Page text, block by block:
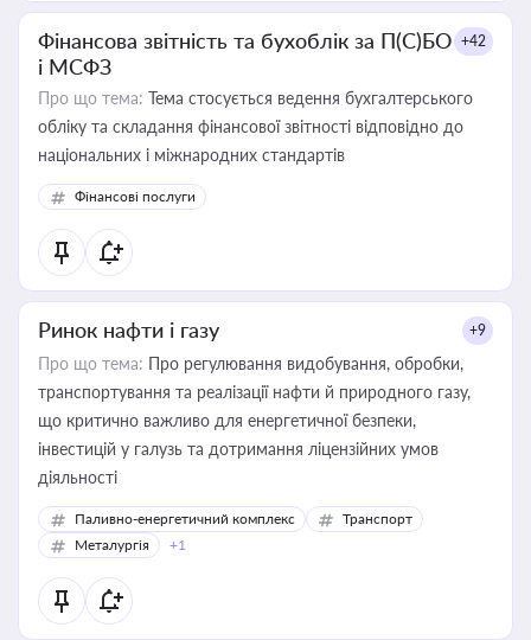
Фінансова звітність та бухоблік за П(С)БО
і МСФЗ
+42
Про що тема: Тема стосується ведення бухгалтерського
обліку та складання фінансової звітності відповідно до
національних і міжнародних стандартів
Фінансові послуги
Ринок нафти і газу +9
Про що тема: Про регулювання видобування, обробки,
транспортування та реалізації нафти й природного газу,
що критично важливо для енергетичної безпеки,
інвестицій у галузь та дотримання ліцензійних умов
діяльності
Паливно-енергетичний комплекс
Транспорт
Металургія
+1